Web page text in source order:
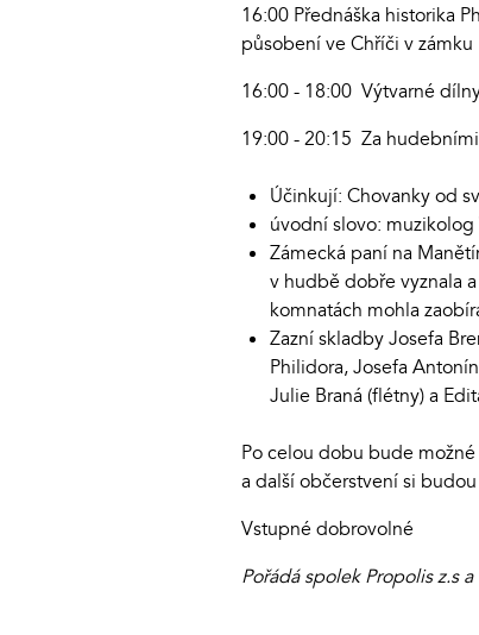
16:00 Přednáška historika
působení ve Chříči v
16:00 - 18:00 Výtvarné
19:00 - 20:15 Za
Účinkují: Chovanky od
úvodní slovo: muzikolog
Zámecká paní na
v hudbě dobře vyznala
komnatách mohla
Zazní skladby Josefa
Philidora, Josefa
Julie Braná (flétny) a
Po celou dobu bude
a další občerstvení si
Vstupné dobrovolné
Pořádá spolek Propolis z.s